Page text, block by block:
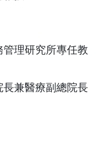
理研究所專任教
兼醫療副總院長